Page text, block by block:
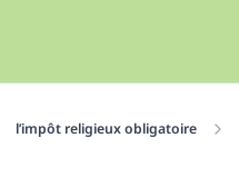
l’impôt religieux obligatoire